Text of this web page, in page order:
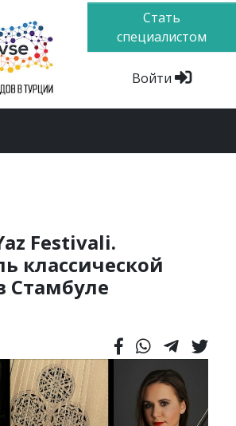
Стать
специалистом
Войти
Festivali.
классической
Стамбуле